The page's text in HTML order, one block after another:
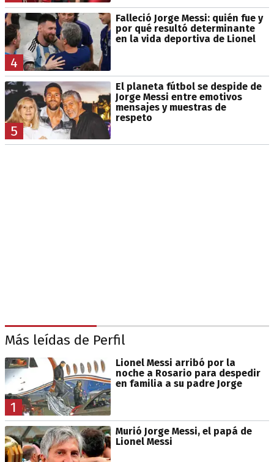
4
Falleció Jorge Messi: quién fue y
por qué resultó determinante
en la vida deportiva de Lionel
5
El planeta fútbol se despide de
Jorge Messi entre emotivos
mensajes y muestras de
respeto
Más leídas de Perfil
1
Lionel Messi arribó por la
noche a Rosario para despedir
en familia a su padre Jorge
Murió Jorge Messi, el papá de
Lionel Messi